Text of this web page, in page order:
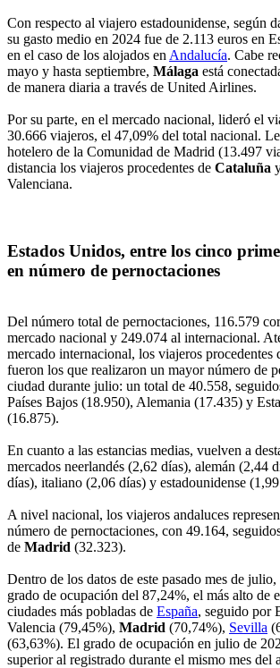
Con respecto al viajero estadounidense, según
su gasto medio en 2024 fue de 2.113 euros en
en el caso de los alojados en Andalucía. Cabe
mayo y hasta septiembre, Málaga está
de manera diaria a través de United Airlines.
Por su parte, en el mercado nacional, lideró el
30.666 viajeros, el 47,09% del total nacional.
hotelero de la Comunidad de Madrid (13.497
distancia los viajeros procedentes de Cataluña
Valenciana.
Estados Unidos, entre los cinco
en número de pernoctaciones
Del número total de pernoctaciones, 116.579
mercado nacional y 249.074 al internacional.
mercado internacional, los viajeros
fueron los que realizaron un mayor número de
ciudad durante julio: un total de 40.558,
Países Bajos (18.950), Alemania (17.435) y
(16.875).
En cuanto a las estancias medias, vuelven a
mercados neerlandés (2,62 días), alemán (2,44
días), italiano (2,06 días) y estadounidense
A nivel nacional, los viajeros andaluces
número de pernoctaciones, con 49.164,
de Madrid (32.323).
Dentro de los datos de este pasado mes de julio,
grado de ocupación del 87,24%, el más alto de
ciudades más pobladas de España, seguido por
Valencia (79,45%), Madrid (70,74%), Sevilla
(63,63%). El grado de ocupación en julio de
superior al registrado durante el mismo mes del